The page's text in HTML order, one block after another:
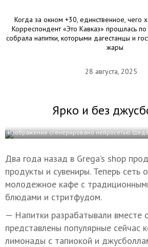
Когда за окном +30, единственное, чего
Корреспондент «Это Кавказ» прошлась
собрала напитки, которыми дагестанцы и
жары
28 августа, 2025
Ярко и без
Изображение сгенерировано нейросетью
Два года назад в Grega’s shop
продукты и сувениры. Теперь сеть
молодежное кафе с
блюдами и стритфудом.
— Напитки разрабатывали вместе
представлены популярные сейчас
лимонады с тапиокой и